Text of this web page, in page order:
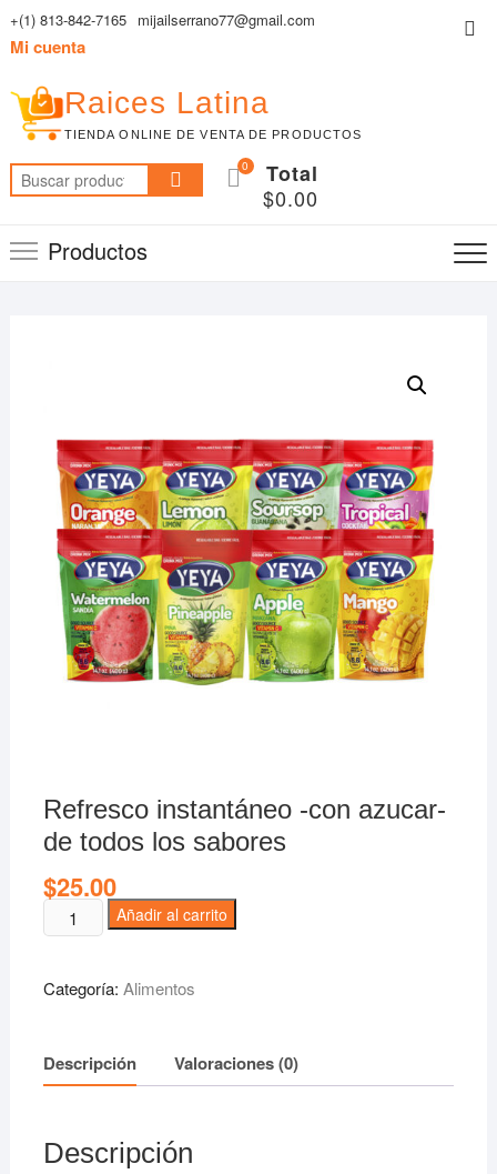
Saltar
+(1) 813-842-7165 mijailserrano77@gmail.com
Mi cuenta
Raices Latina
TIENDA ONLINE DE VENTA DE PRODUCTOS
Buscar
por:
0
Total
$0.00
Productos
Refresco instantáneo -con azucar-
de todos los sabores
$25.00
Refresco
instantáneo
con
todos
cantidad
Añadir al carrito
Categoría: Alimentos
Descripción Valoraciones (0)
Descripción